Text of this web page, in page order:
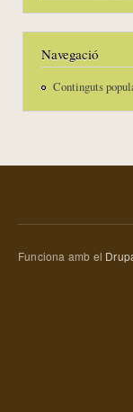
Navegació
Continguts
Funciona amb el